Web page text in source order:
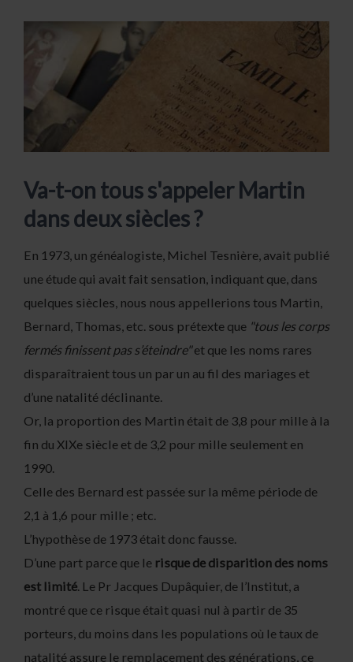
Va-t-on tous s'appeler Martin
dans deux siècles ?
En 1973, un généalogiste, Michel Tesnière, avait publié
une étude qui avait fait sensation, indiquant que, dans
quelques siècles, nous nous appellerions tous Martin,
Bernard, Thomas, etc. sous prétexte que "tous les corps
fermés finissent pas s’éteindre"et que les noms rares
disparaîtraient tous un par un au fil des mariages et
d’une natalité déclinante.
Or, la proportion des Martin était de 3,8 pour mille à la
fin du XIXe siècle et de 3,2 pour mille seulement en
1990.
Celle des Bernard est passée sur la même période de
2,1 à 1,6 pour mille ; etc.
L’hypothèse de 1973 était donc fausse.
D’une part parce que le risque de disparition des noms
est limité . Le Pr Jacques Dupâquier, de l’Institut, a
montré que ce risque était quasi nul à partir de 35
porteurs, du moins dans les populations où le taux de
natalité assure le remplacement des générations, ce